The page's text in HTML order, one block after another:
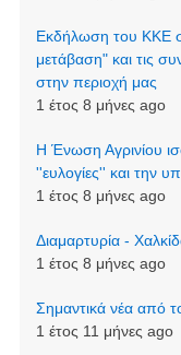
Εκδήλωση του ΚΚΕ
μετάβαση" και τις
στην περιοχή μας
1 έτος 8 μήνες ago
Η Ένωση Αγρινίου
''ευλογίες'' και την
1 έτος 8 μήνες ago
Διαμαρτυρία -
1 έτος 8 μήνες ago
Σημαντικά νέα από
1 έτος 11 μήνες ago